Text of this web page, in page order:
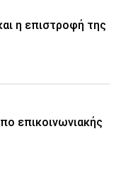
η επιστροφή της
επικοινωνιακής